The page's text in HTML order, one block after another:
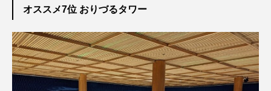
オススメ7位 おりづるタワー